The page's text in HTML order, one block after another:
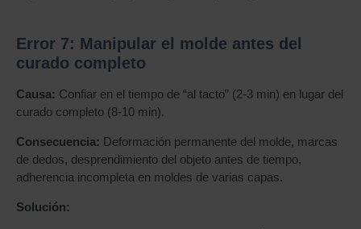
Error 7: Manipular el molde antes del
curado completo
Causa: Confiar en el tiempo de “al tacto” (2-3 min) en lugar del
curado completo (8-10 min).
Consecuencia: Deformación permanente del molde, marcas
de dedos, desprendimiento del objeto antes de tiempo,
adherencia incompleta en moldes de varias capas.
Solución: